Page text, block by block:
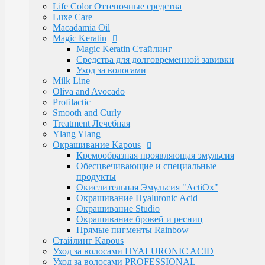
Электротовары
Восконагреватели для депиляции
SELECTIVE PROFESSIONAL
Теги
memo Бальзам Бустер Воск
Для бороды Для мужчин Дозатор
Краски для
Крем после бритья Лак для волос
спрей
Лосьон Маска
Косметика Обесцвечивающий порошок
Эмульсия Паста для волос
маска
Укладка волос Флюид
волос
духи духимарфа защита волос
волос
концентрированныйпарфюм
волос
маска для волос мусс для
мыло парфюм парфюмерия парфюмернаявода
парфюмерия сильная фиксация спрей для волос
сыворотка термозащита фейдинг шампунь
фиксация
Бренды
Kapous Professional
Estel Professional
Matrix
Ollin Professional
Londa Professional
Life Color Оттеночные средства
Luxe Care
Macadamia Oil
Magic Keratin
Magic Keratin Стайлинг
Средства для долговременной завивки
Уход за волосами
Milk Line
Oliva and Avocado
Profilactic
Smooth and Curly
Treatment Лечебная
Ylang Ylang
Окрашивание Kapous
Кремообразная проявляющая эмульсия
Обесцвечивающие и специальные
продукты
Окислительная Эмульсия "ActiOx"
Окрашивание Hyaluronic Acid
Окрашивание Studio
Окрашивание бровей и ресниц
Прямые пигменты Rainbow
Стайлинг Kapous
Уход за волосами HYALURONIC ACID
Уход за волосами PROFESSIONAL